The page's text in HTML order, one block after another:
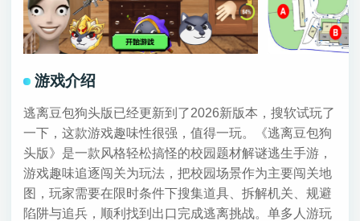
游戏介绍
逃离豆包狗头版已经更新到了2026新版本，搜软试玩了
一下，这款游戏趣味性很强，值得一玩。《逃离豆包狗
头版》是一款风格轻松搞怪的校园题材解谜逃生手游，
游戏趣味追逐闯关为玩法，把校园场景作为主要闯关地
图，玩家需要在限时条件下搜集道具、拆解机关、规避
陷阱与追兵，顺利找到出口完成逃离挑战。单多人游玩